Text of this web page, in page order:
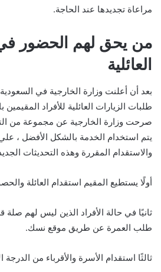
مراعاة تجديدها عند الحاجة.
من يحق لهم الحضور في
العائلية
بعد أن أعلنت وزارة الخارجية في
طلبات الزيارات العائلية للأفراد المقيمين
صرحت وزارة الخارجية عن مجموعة من
يتم استخدام الخدمة بالشكل الأفضل
والاستقدام المقررة وهذه التحديثات
أولًا يستطيع المقيم استقدام العائلة
ثانيًا في حالة الأفراد الذين ليس لهم
طلب العمرة عن طريق موقع نسك.
ثالثًا استقدام الأسرة والأقرباء من الدرجة